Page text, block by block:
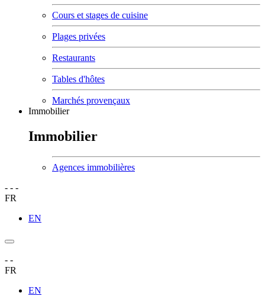
Cours et stages de cuisine
Plages privées
Restaurants
Tables d'hôtes
Marchés provençaux
Immobilier
Immobilier
Agences immobilières
- - -
FR
EN
- -
FR
EN